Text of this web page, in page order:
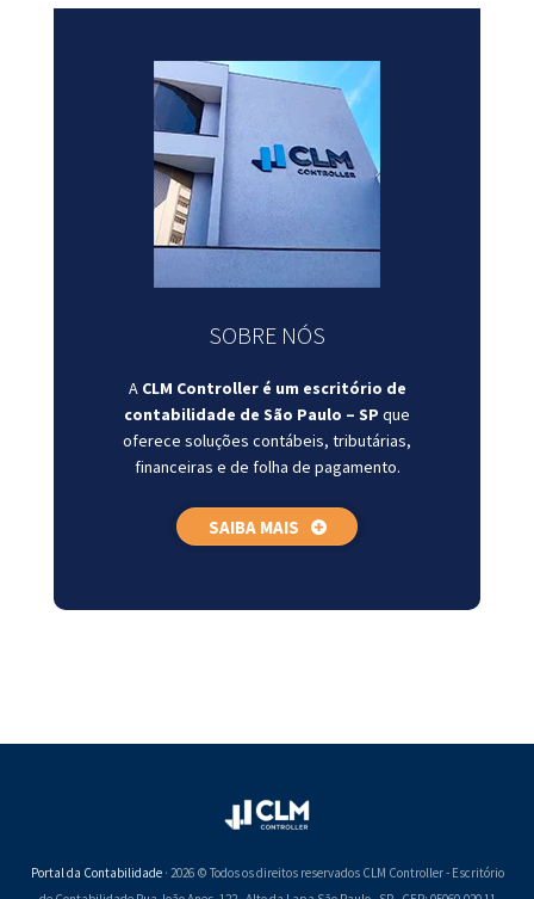
SOBRE NÓS
A CLM Controller é um escritório de
contabilidade de São Paulo – SP que
oferece soluções contábeis, tributárias,
financeiras e de folha de pagamento.
SAIBA MAIS
Portal da Contabilidade· 2026 © Todos os direitos reservados CLM Controller - Escritório